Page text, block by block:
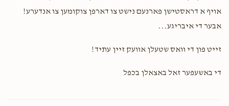
אויף א דראסטישן פארנעם נישט צו דארפן צוקומען צו אנדערע!
אבער די איבריגע...
זייט פון די וואס שטעלן אוועק זיין עתיד!
די באשעפער זאל באצאלן בכפל